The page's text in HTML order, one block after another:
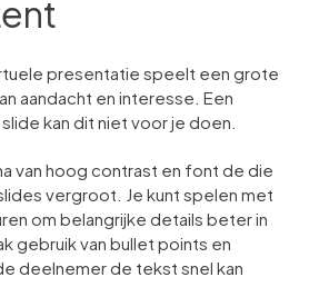
presentatie speelt een grote
aandacht en interesse. Een
kan dit niet voor je doen.
van hoog contrast en font de die
vergroot. Je kunt spelen met
om belangrijke details beter in
gebruik van bullet points en
deelnemer de tekst snel kan